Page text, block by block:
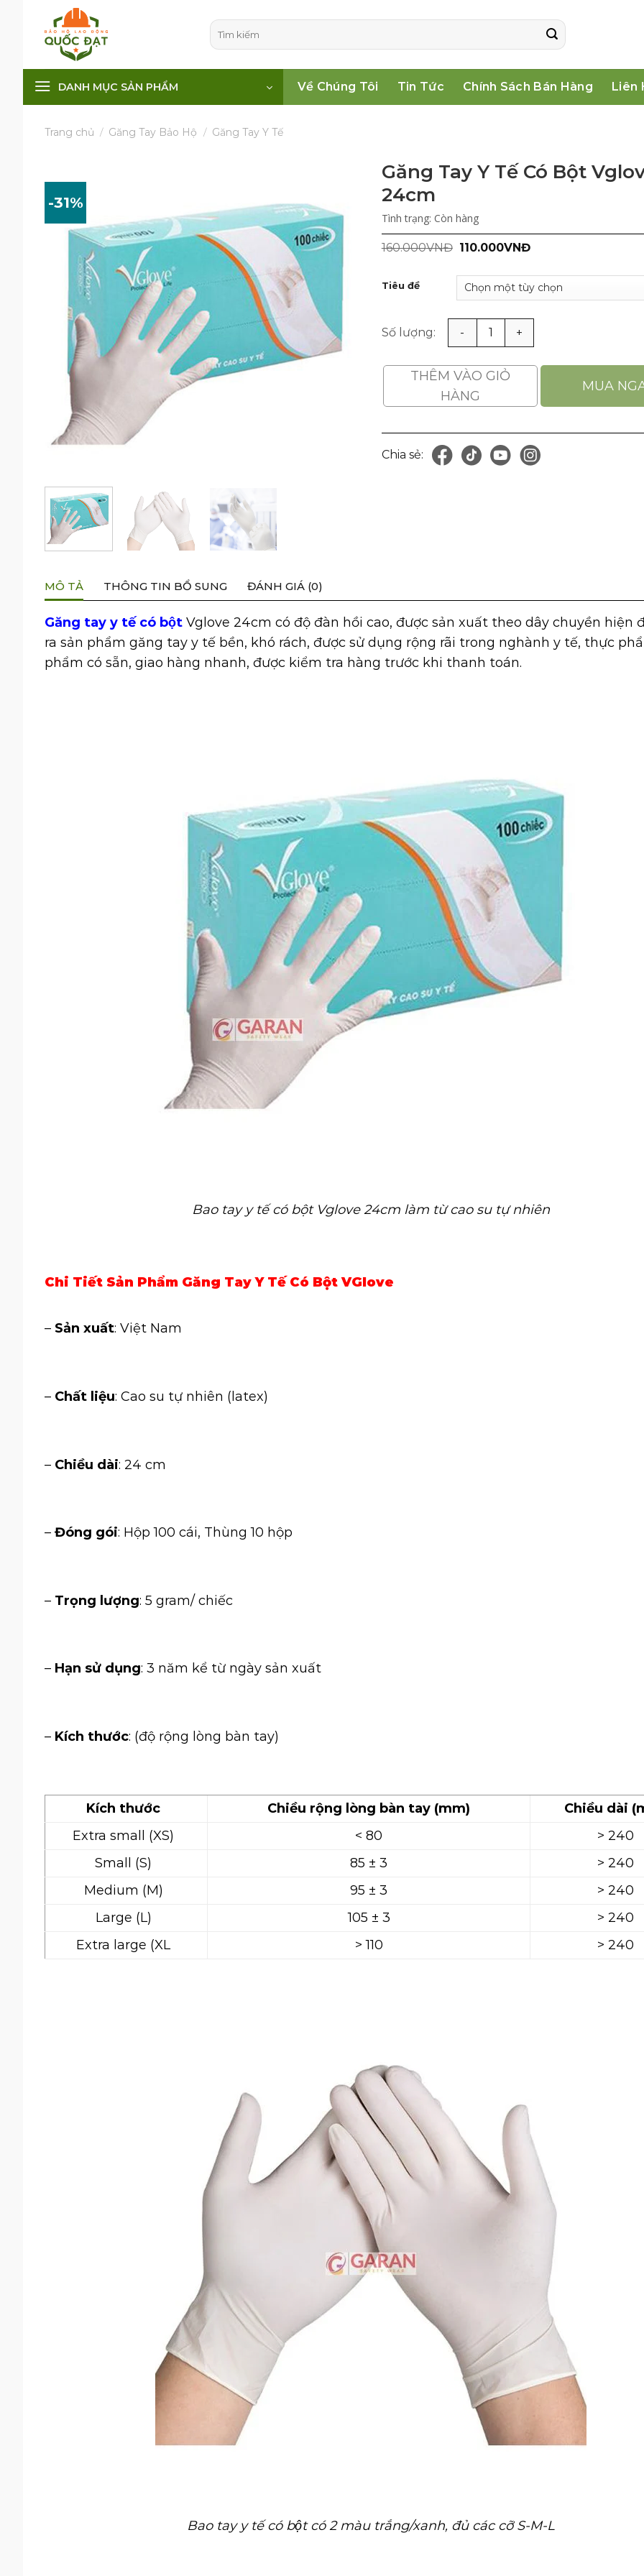
content
Tìm
kiếm:
DANH MỤC SẢN PHẨM Về Chúng Tôi Tin Tức Chính Sách Bán Hàng Liên
Trang chủ / Găng Tay Bảo Hộ / Găng Tay Y Tế
-31%
Găng Tay Y Tế Có Bột
24cm
Tình trạng: Còn hàng
160.000VNĐ Giá
160.000VNĐ.
110.000VNĐGiá
110.000VNĐ.
Tiêu đề
Găng Tay Y Tế Có Bột Vglove 24cm số lượng
THÊM VÀO GIỎ
HÀNG
MUA
Chia sẻ:
MÔ TẢ THÔNG TIN BỔ SUNG ĐÁNH GIÁ (0)
Găng tay y tế có bột Vglove 24cm có độ đàn hồi cao, được sản xuất theo dây chuyền hiện
ra sản phẩm găng tay y tế bền, khó rách, được sử dụng rộng rãi trong nghành y tế, thực
phẩm có sẵn, giao hàng nhanh, được kiểm tra hàng trước khi thanh toán.
Bao tay y tế có bột Vglove 24cm làm từ cao su tự nhiên
Chi Tiết Sản Phẩm Găng Tay Y Tế Có Bột VGlove
– Sản xuất: Việt Nam
– Chất liệu: Cao su tự nhiên (latex)
– Chiều dài: 24 cm
– Đóng gói: Hộp 100 cái, Thùng 10 hộp
– Trọng lượng: 5 gram/ chiếc
– Hạn sử dụng: 3 năm kể từ ngày sản xuất
– Kích thước: (độ rộng lòng bàn tay)
Kích thước Chiều rộng lòng bàn tay (mm)
Chiều dài
Extra small (XS)
< 80
> 240
Small (S)
85 ± 3
> 240
Medium (M)
95 ± 3
> 240
Large (L)
105 ± 3
> 240
Extra large (XL
> 110 > 240
Bao tay y tế có bột có 2 màu trắng/xanh, đủ các cỡ S-M-L